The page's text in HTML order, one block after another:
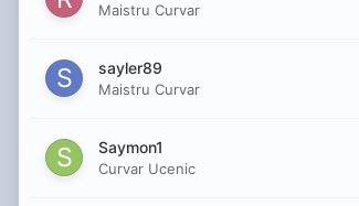
Maistru Curvar
sayler89
Maistru Curvar
Saymon1
Curvar Ucenic